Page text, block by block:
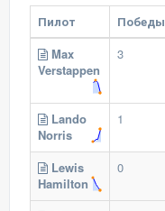
Пилот Победы
Max
Verstappen
3
Lando
Norris
1
Lewis
Hamilton
0